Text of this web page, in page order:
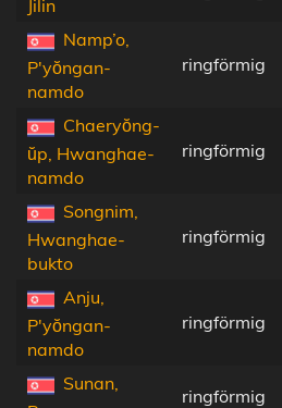
Jilin
Namp’o,
P'yŏngan-
namdo
ringförmig
Chaeryŏng-
ŭp, Hwanghae-
namdo
ringförmig
Songnim,
Hwanghae-
bukto
ringförmig
Anju,
P'yŏngan-
namdo
ringförmig
Sunan,
ringförmig